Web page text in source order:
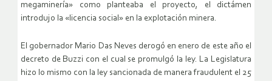
megaminería» como planteaba el proyecto, el dictámen
introdujo la «licencia social» en la explotación minera.
El gobernador Mario Das Neves derogó en enero de este año el
decreto de Buzzi con el cual se promulgó la ley. La Legislatura
hizo lo mismo con la ley sancionada de manera fraudulent el 25